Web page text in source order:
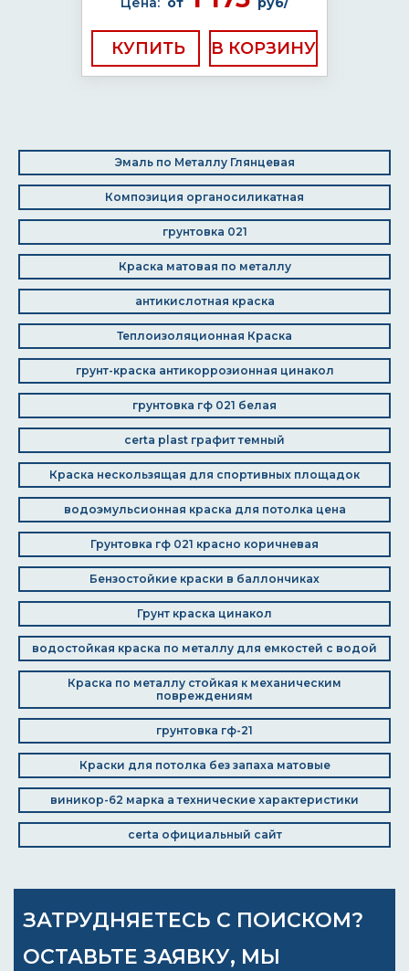
КУПИТЬ
Эмаль по Металлу Глянцевая
Композиция органосиликатная
грунтовка 021
Краска матовая по металлу
антикислотная краска
Теплоизоляционная Краска
грунт-краска антикоррозионная цинакол
грунтовка гф 021 белая
certa plast графит темный
Краска нескользящая для спортивных площадок
водоэмульсионная краска для потолка цена
Грунтовка гф 021 красно коричневая
Бензостойкие краски в баллончиках
Грунт краска цинакол
водостойкая краска по металлу для емкостей с водой
Краска по металлу стойкая к механическим
повреждениям
грунтовка гф-21
Краски для потолка без запаха матовые
виникор-62 марка а технические характеристики
certa официальный сайт
ЗАТРУДНЯЕТЕСЬ С ПОИСКОМ?
ОСТАВЬТЕ ЗАЯВКУ, МЫ